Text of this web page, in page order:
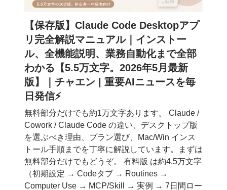
【保存版】Claude Code Desktopアプ
リ完全解説マニュアル｜インストー
ル、全機能説明、業務自動化まで全部
わかる【5.5万文字。2026年5月最新
版】｜チャエン | 重要AIニュースを毎
日発信⚡️
無料部分だけでも約1万文字あります。 Claude /
Cowork / Claude Code の違い、デスクトップ版
を選ぶべき理由、プラン選び、Mac/Win インス
トール手順までを丁寧に解説しています。まずは
無料部分だけでもどうぞ。 有料版 は約4.5万文字
（初期設定 → Codeタブ → Routines →
Computer Use → MCP/Skill → 実例 → 7日間ロー